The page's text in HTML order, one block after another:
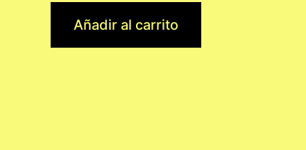
Añadir al carrito